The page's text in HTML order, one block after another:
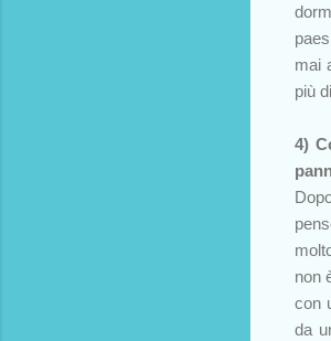
mai
più
4)
non
con
da